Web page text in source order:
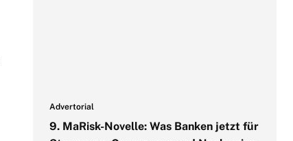
Advertorial
9. MaRisk-Novelle: Was Banken jetzt für